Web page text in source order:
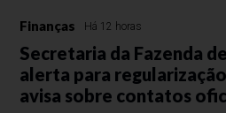
Finanças Há 12 horas
Secretaria da Fazenda
alerta para
avisa sobre contatos